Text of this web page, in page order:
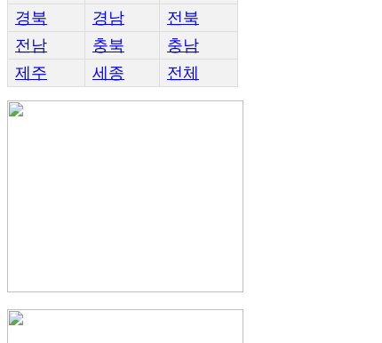
경북
경남
전북
전남
충북
충남
제주
세종 전체